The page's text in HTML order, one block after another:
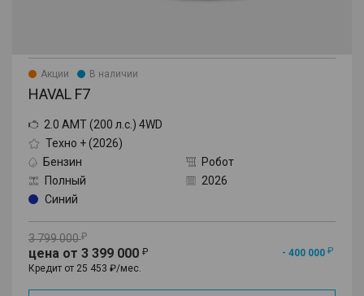
Акции В наличии
HAVAL F7
2.0 AMT (200 л.с.) 4WD
Техно + (2026)
Бензин
Робот
Полный
2026
Синий
3 799 000
цена от 3 399 000
- 400 000
Кредит от 25 453 ₽/мес.